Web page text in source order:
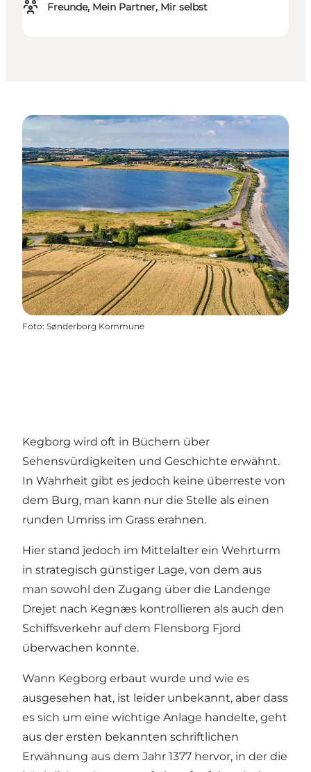
Freunde, Mein Partner, Mir selbst
Foto: Sønderborg Kommune
Kegborg wird oft in Büchern über
Sehensvürdigkeiten und Geschichte erwähnt.
In Wahrheit gibt es jedoch keine überreste von
dem Burg, man kann nur die Stelle als einen
runden Umriss im Grass erahnen.
Hier stand jedoch im Mittelalter ein Wehrturm
in strategisch günstiger Lage, von dem aus
man sowohl den Zugang über die Landenge
Drejet nach Kegnæs kontrollieren als auch den
Schiffsverkehr auf dem Flensborg Fjord
überwachen konnte.
Wann Kegborg erbaut wurde und wie es
ausgesehen hat, ist leider unbekannt, aber dass
es sich um eine wichtige Anlage handelte, geht
aus der ersten bekannten schriftlichen
Erwähnung aus dem Jahr 1377 hervor, in der die